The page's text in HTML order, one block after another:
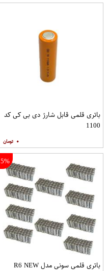
باتری قلمی قابل شارژ دی بی کی کد
1100
۰
5%
باتری قلمی سونی مدل R6 NEW